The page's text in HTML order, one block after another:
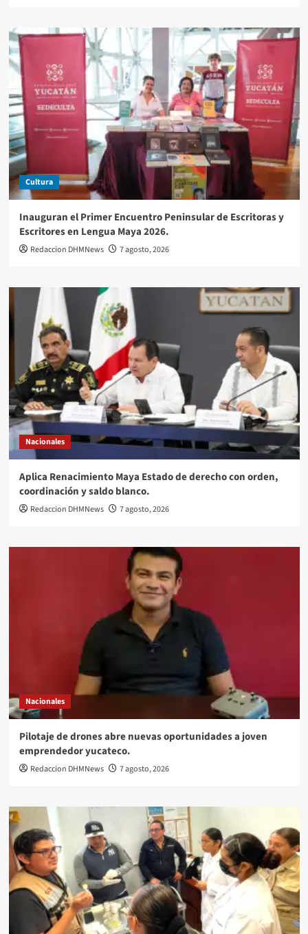
Cultura
Inauguran el Primer Encuentro Peninsular de Escritoras y
Escritores en Lengua Maya 2026.
Redaccion DHMNews 7 agosto, 2026
Nacionales
Aplica Renacimiento Maya Estado de derecho con orden,
coordinación y saldo blanco.
Redaccion DHMNews 7 agosto, 2026
Nacionales
Pilotaje de drones abre nuevas oportunidades a joven
emprendedor yucateco.
Redaccion DHMNews 7 agosto, 2026